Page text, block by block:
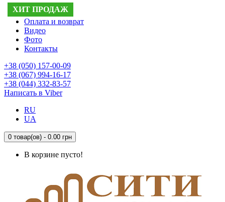
Доставка
Оплата и возврат
Видео
Фото
Контакты
+38 (050) 157-00-09
+38 (067) 994-16-17
+38 (044) 332-83-57
Написать в Viber
RU
UA
0 товар(ов) - 0.00 грн
В корзине пусто!
ХИТ ПРОДАЖ
ХИТ ПРОДАЖ
ХИТ ПРОДАЖ